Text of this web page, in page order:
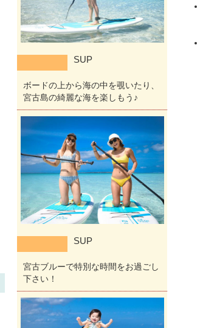
SUP
ボードの上から海の中を覗いたり、
宮古島の綺麗な海を楽しもう♪
SUP
宮古ブルーで特別な時間をお過ごし
下さい！